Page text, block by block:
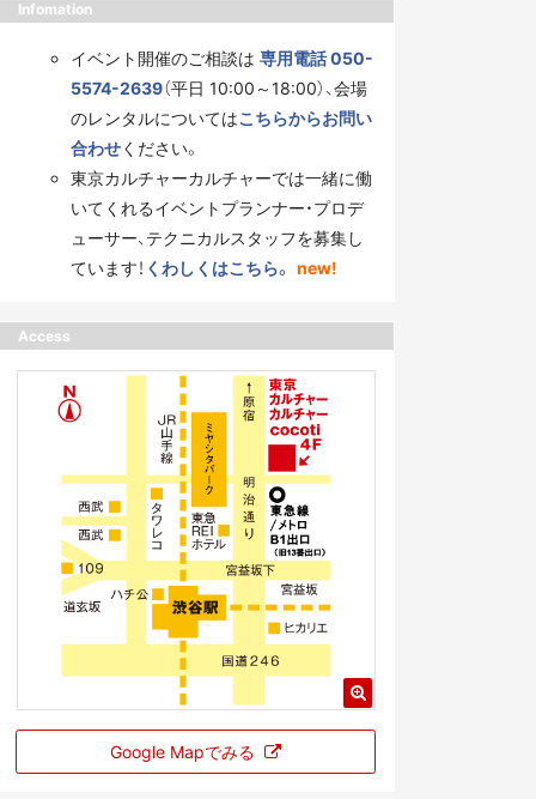
Infomation
イベント開催のご相談は 専用電話 050-
5574-2639（平日 10:00～18:00）、会場
のレンタルについてはこちらからお問い
合わせください。
東京カルチャーカルチャーでは一緒に働
いてくれるイベントプランナー・プロデ
ューサー、テクニカルスタッフを募集し
ています！ くわしくはこちら。 new!
Access
Google Mapでみる